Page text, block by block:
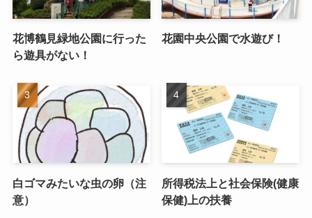
花博鶴見緑地公園に行った
ら遊具がない！
花園中央公園で水遊び！
白ゴマみたいな虫の卵（注
意）
所得税法上と社会保険(健康
保健)上の扶養